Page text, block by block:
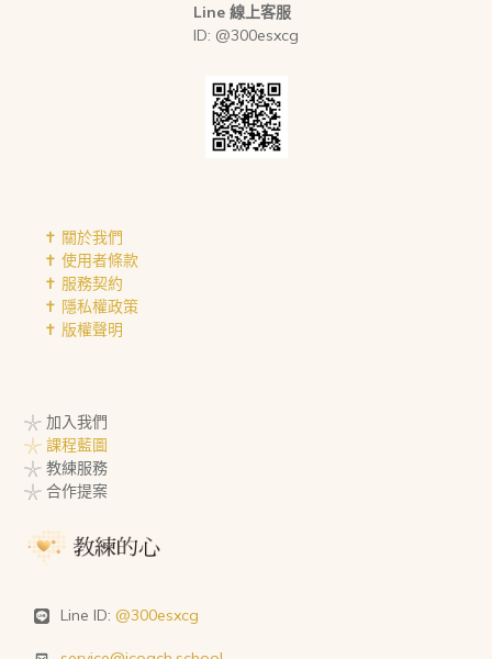
Line 線上客服
ID: @300esxcg
✝︎ 關於我們
✝︎ 使用者條款
✝︎ 服務契約
✝︎ 隱私權政策
✝︎ 版權聲明
𓇼 加入我們
𓇼 課程藍圖
𓇼 教練服務
𓇼 合作提案
Line ID: @300esxcg